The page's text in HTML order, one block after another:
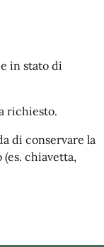
in stato di
richiesto.
di conservare la
chiavetta,